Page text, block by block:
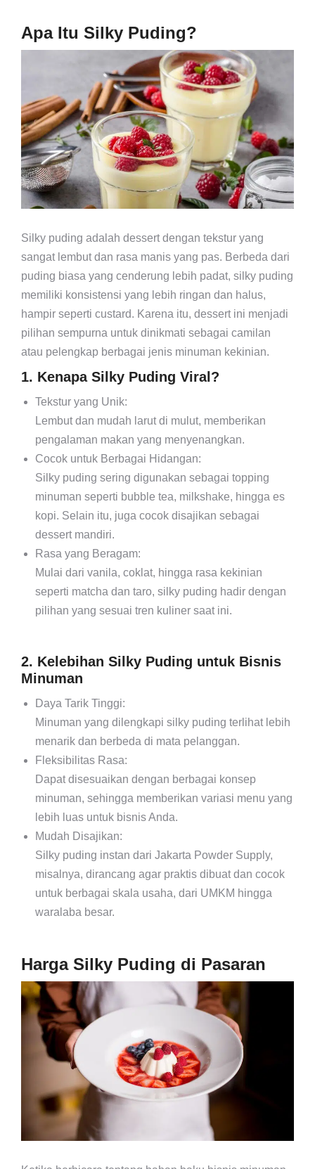
Apa Itu Silky Puding?
Silky puding adalah dessert dengan tekstur yang
sangat lembut dan rasa manis yang pas. Berbeda dari
puding biasa yang cenderung lebih padat, silky puding
memiliki konsistensi yang lebih ringan dan halus,
hampir seperti custard. Karena itu, dessert ini menjadi
pilihan sempurna untuk dinikmati sebagai camilan
atau pelengkap berbagai jenis minuman kekinian.
1. Kenapa Silky Puding Viral?
Tekstur yang Unik:
Lembut dan mudah larut di mulut, memberikan
pengalaman makan yang menyenangkan.
Cocok untuk Berbagai Hidangan:
Silky puding sering digunakan sebagai topping
minuman seperti bubble tea, milkshake, hingga es
kopi. Selain itu, juga cocok disajikan sebagai
dessert mandiri.
Rasa yang Beragam:
Mulai dari vanila, coklat, hingga rasa kekinian
seperti matcha dan taro, silky puding hadir dengan
pilihan yang sesuai tren kuliner saat ini.
2. Kelebihan Silky Puding untuk Bisnis
Minuman
Daya Tarik Tinggi:
Minuman yang dilengkapi silky puding terlihat lebih
menarik dan berbeda di mata pelanggan.
Fleksibilitas Rasa:
Dapat disesuaikan dengan berbagai konsep
minuman, sehingga memberikan variasi menu yang
lebih luas untuk bisnis Anda.
Mudah Disajikan:
Silky puding instan dari Jakarta Powder Supply,
misalnya, dirancang agar praktis dibuat dan cocok
untuk berbagai skala usaha, dari UMKM hingga
waralaba besar.
Harga Silky Puding di Pasaran